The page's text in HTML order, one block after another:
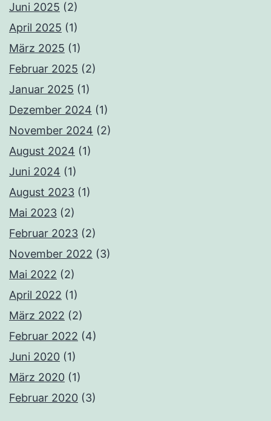
Juni 2025 (2)
April 2025 (1)
März 2025 (1)
Februar 2025 (2)
Januar 2025 (1)
Dezember 2024 (1)
November 2024 (2)
August 2024 (1)
Juni 2024 (1)
August 2023 (1)
Mai 2023 (2)
Februar 2023 (2)
November 2022 (3)
Mai 2022 (2)
April 2022 (1)
März 2022 (2)
Februar 2022 (4)
Juni 2020 (1)
März 2020 (1)
Februar 2020 (3)